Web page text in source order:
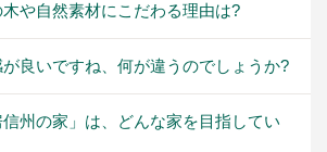
や自然素材にこだわる理由は?
良いですね、何が違うのでしょうか?
州の家」は、どんな家を目指してい